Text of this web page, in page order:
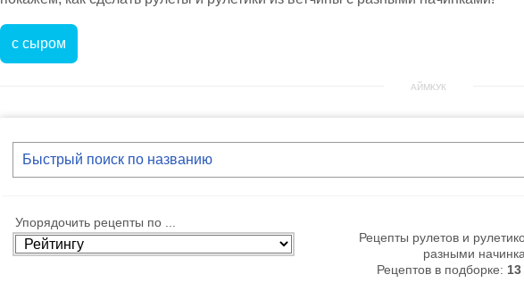
с сыром
АЙМКУК
Упорядочить рецепты по ...
Рецепты рулетов и
разными
Рецептов в подборке: 13